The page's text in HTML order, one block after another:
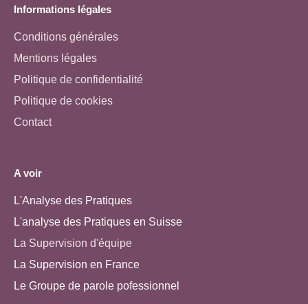
Informations légales
Conditions générales
Mentions légales
Politique de confidentialité
Politique de cookies
Contact
A voir
L'Analyse des Pratiques
L'analyse des Pratiques en Suisse
La Supervision d'équipe
La Supervision en France
Le Groupe de parole pofessionnel